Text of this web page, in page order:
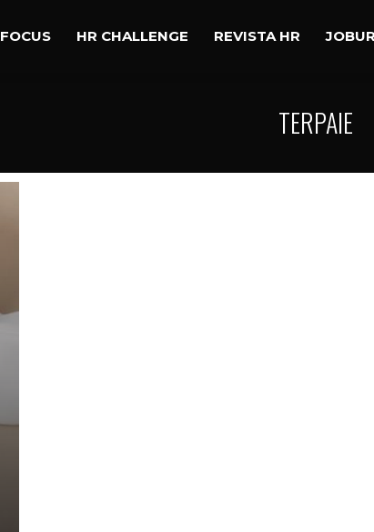
FOCUS HR CHALLENGE REVISTA HR
TERPAIE